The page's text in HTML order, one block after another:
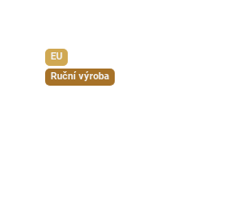
EU
Ruční výroba